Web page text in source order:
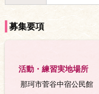
募集要項
活動・練習実地場所
那珂市菅谷中宿公民館